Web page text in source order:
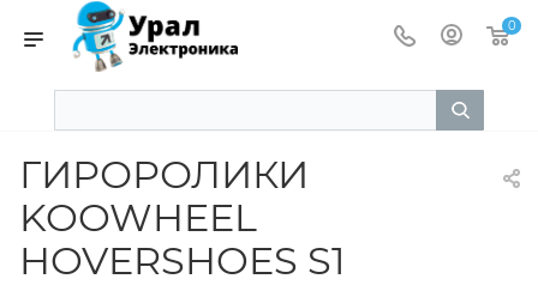
0
ГИРОРОЛИКИ
KOOWHEEL
HOVERSHOES S1